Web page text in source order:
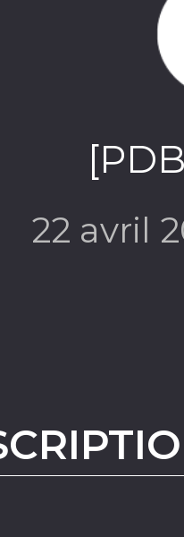
22 avril